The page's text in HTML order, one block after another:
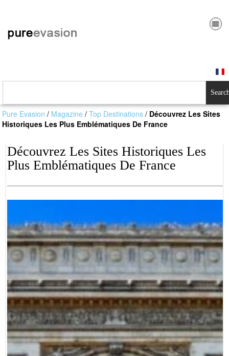
Pure Evasion / Magazine /Top Destinations / Découvrez Les Sites
Historiques Les Plus Emblématiques De France
Découvrez Les Sites Historiques Les
Plus Emblématiques De France